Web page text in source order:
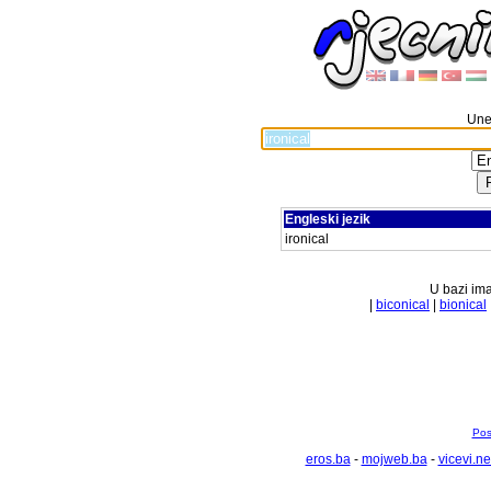
Engleski jezik
ironical
U bazi
biconical bionical
eros.ba- mojweb.ba-